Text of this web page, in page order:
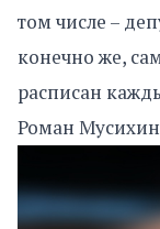
том числе –
конечно же,
расписан
Роман